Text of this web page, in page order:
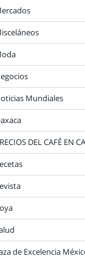
Mundiales
DEL CAFÉ EN
de Excelencia